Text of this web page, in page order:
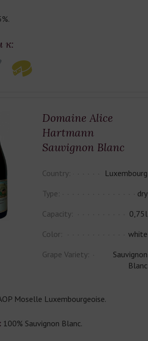
к:
Domaine Alice
Hartmann
Sauvignon Blanc
Country:
Luxembourg
Type:
dry
Capacity:
0,75l
Color:
white
Grape Variety:
Sauvignon
Blanc
Moselle Luxembourgeoise.
100% Sauvignon Blanc.